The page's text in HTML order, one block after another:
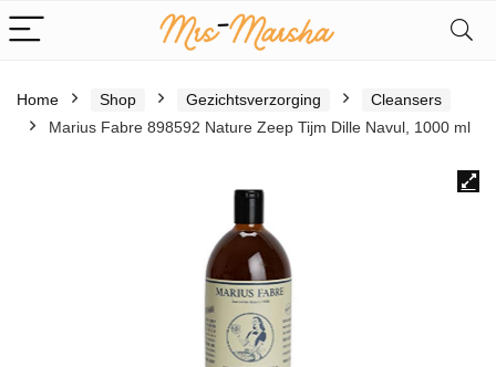
Home Shop Gezichtsverzorging
Cleansers
Marius Fabre 898592 Nature Zeep Tijm Dille Navul, 1000 ml